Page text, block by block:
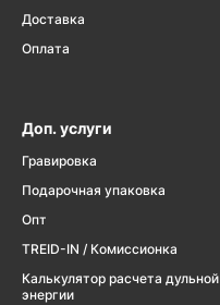
Доставка
Оплата
Доп. услуги
Гравировка
Подарочная упаковка
Опт
TREID-IN / Комиссионка
Калькулятор расчета дульной
энергии